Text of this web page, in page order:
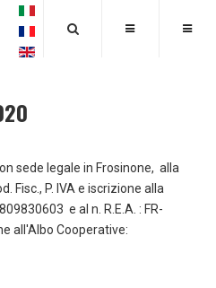
sede legale in Frosinone, alla
Fisc., P. IVA e iscrizione alla
e al n. R.E.A. : FR-
all'Albo Cooperative: